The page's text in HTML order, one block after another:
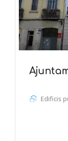
Edificis